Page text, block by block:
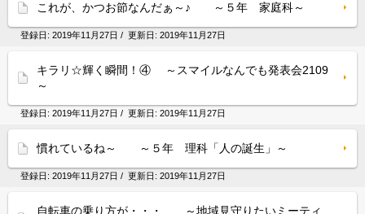
これが、かつお節なんだぁ～♪ ～５年 家庭科～
登録日: 2019年11月27日 / 更新日: 2019年11月27日
キラリ☆輝く瞬間！④ ～スマイルなんでも発表会2109
～
登録日: 2019年11月27日 / 更新日: 2019年11月27日
慣れているね～ ～５年 理科「人の誕生」～
登録日: 2019年11月27日 / 更新日: 2019年11月27日
自転車の乗り方が・・・ ～地域見守りたいミーティ